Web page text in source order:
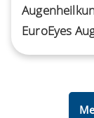
EuroEyes